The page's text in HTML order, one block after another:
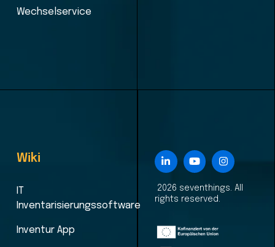
Wechselservice
2026 seventhings. All
rights reserved.
Wiki
IT
Inventarisierungssoftware
Inventur App